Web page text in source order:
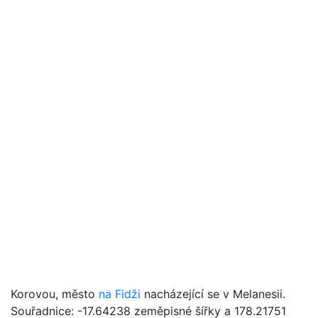
Korovou, město na Fidži nacházející se v Melanesii.
Souřadnice: -17.64238 zeměpisné šířky a 178.21751